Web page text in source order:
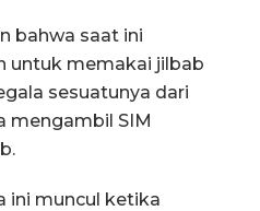
bahwa saat ini
untuk memakai jilbab
sesuatunya dari
mengambil SIM
ini muncul ketika